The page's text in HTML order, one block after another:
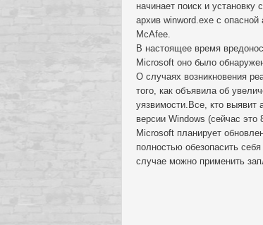
начинает поиск и
архив winword.exe с
McAfee.
В настоящее время
Microsoft оно было
О случаях возникновения
того, как объявила об
уязвимости.Все, кто выявит
версии Windows (сейчас
Microsoft планирует
полностью обезопасить
случае можно применить